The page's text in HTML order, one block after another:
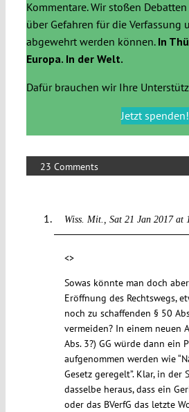
Kommentare. Wir stoßen
über Gefahren für die Verfassung
abgewehrt werden können. In
Europa. In der Welt.
Dafür brauchen wir Ihre
Jetzt spenden!
23 Comments
Wiss. Mit. Sat 21 Jan 2017 at
<>
Sowas könnte man doch
Eröffnung des Rechtswegs,
noch zu schaffenden § 50
vermeiden? In einem neuen
Abs. 3?) GG würde dann ein
aufgenommen werden wie
Gesetz geregelt”. Klar, in der
dasselbe heraus, dass ein
oder das BVerfG das letzte